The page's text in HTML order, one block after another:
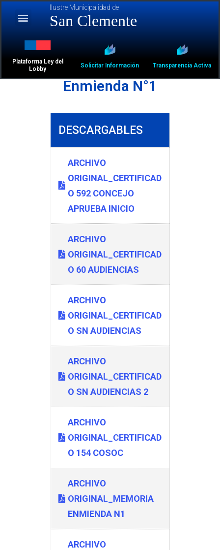
Ilustre Municipalidad de
San Clemente
Plataforma Ley del
Lobby
Solicitar Información Transparencia Activa
Enmienda N°1
DESCARGABLES
ARCHIVO
ORIGINAL_CERTIFICAD
O 592 CONCEJO
APRUEBA INICIO
ARCHIVO
ORIGINAL_CERTIFICAD
O 60 AUDIENCIAS
ARCHIVO
ORIGINAL_CERTIFICAD
O SN AUDIENCIAS
ARCHIVO
ORIGINAL_CERTIFICAD
O SN AUDIENCIAS 2
ARCHIVO
ORIGINAL_CERTIFICAD
O 154 COSOC
ARCHIVO
ORIGINAL_MEMORIA
ENMIENDA N1
ARCHIVO